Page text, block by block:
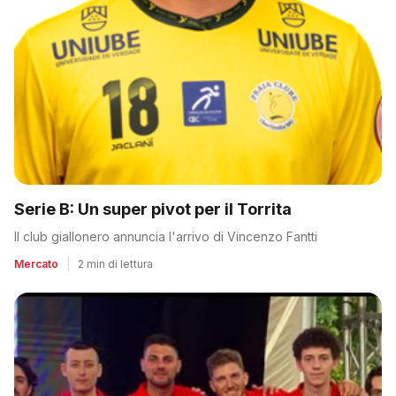
Serie B: Un super pivot per il Torrita
Il club giallonero annuncia l'arrivo di Vincenzo Fantti
Mercato 2 min di lettura